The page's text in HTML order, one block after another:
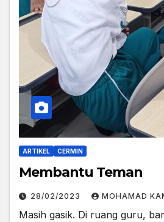
ARTIKEL CERMIN
Membantu Teman
28/02/2023 MOHAMAD
Masih gasik. Di ruang guru,